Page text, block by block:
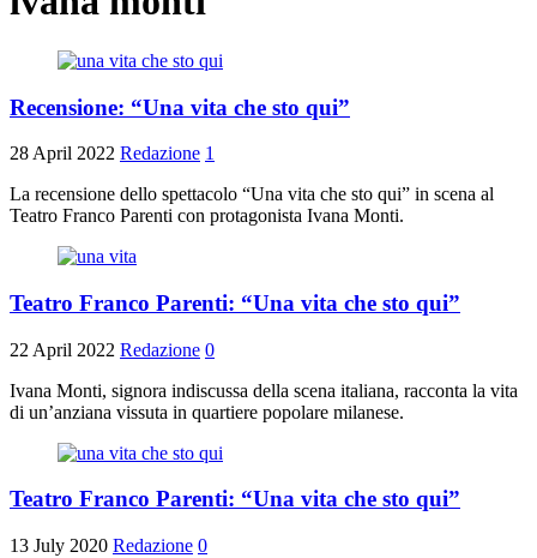
Recensione: “Una vita che sto qui”
28 April 2022 Redazione 1
La recensione dello spettacolo “Una vita che sto qui” in scena al
Teatro Franco Parenti con protagonista Ivana Monti.
Teatro Franco Parenti: “Una vita che sto qui”
22 April 2022 Redazione 0
Ivana Monti, signora indiscussa della scena italiana, racconta la vita
di un’anziana vissuta in quartiere popolare milanese.
Teatro Franco Parenti: “Una vita che sto qui”
13 July 2020 Redazione 0